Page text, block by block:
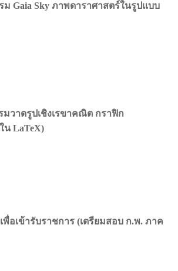
ม Gaia Sky ภาพดาราศาสตร์ในรูปแบบ
มวาดรูปเชิงเรขาคณิต กราฟิก
น LaTeX)
อเข้ารับราชการ (เตรียมสอบ ก.พ. ภาค